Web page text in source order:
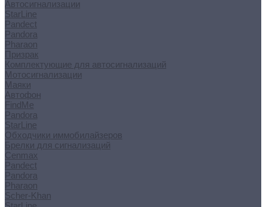
Автосигнализации
StarLine
Pandect
Pandora
Pharaon
Призрак
Комплектующие для автосигнализаций
Мотосигнализации
Маяки
Автофон
FindMe
Pandora
StarLine
Обходчики иммобилайзеров
Брелки для сигнализаций
Cenmax
Pandect
Pandora
Pharaon
Scher-Khan